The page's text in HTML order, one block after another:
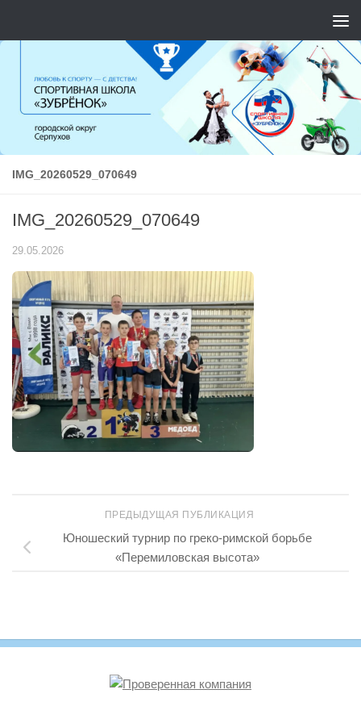
IMG_20260529_070649
IMG_20260529_070649
29.05.2026
ПРЕДЫДУЩАЯ ПУБЛИКАЦИЯ
Юношеский турнир по греко-римской борьбе
«Перемиловская высота»